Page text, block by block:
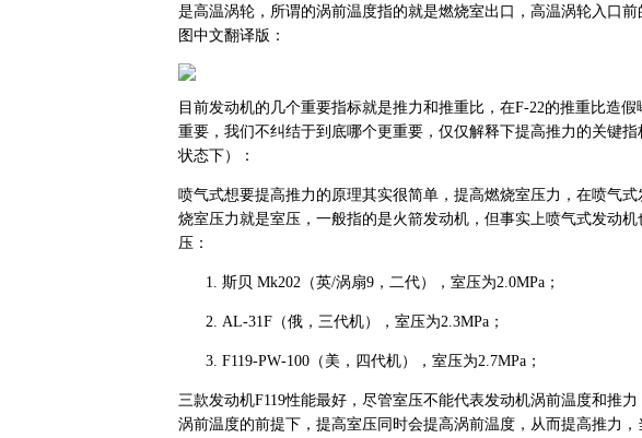
是高温涡轮，所谓的涡前温度指的就是燃烧室出口，高温涡轮入口
图中文翻译版：
目前发动机的几个重要指标就是推力和推重比，在F-22的推重比造
重要，我们不纠结于到底哪个更重要，仅仅解释下提高推力的关键
状态下）：
喷气式想要提高推力的原理其实很简单，提高燃烧室压力，在喷气
烧室压力就是室压，一般指的是火箭发动机，但事实上喷气式发动
压：
斯贝 Mk202（英/涡扇9，二代），室压为2.0MPa；
AL‑31F（俄，三代机），室压为2.3MPa；
F119‑PW‑100（美，四代机），室压为2.7MPa；
三款发动机F119性能最好，尽管室压不能代表发动机涡前温度和推
涡前温度的前提下，提高室压同时会提高涡前温度，从而提高推力